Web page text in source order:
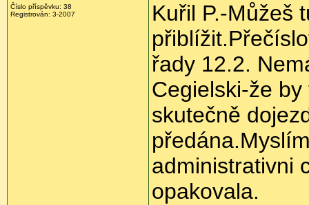
Číslo příspěvku: 38
Registrován: 3-2007
Kuřil P.-Můžeš
řady 12.2.
Cegielski-že
skutečně
administrativni
opakovala.